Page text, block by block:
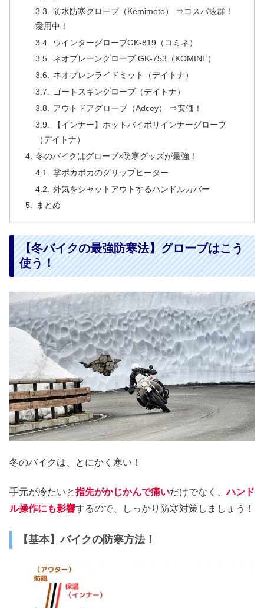
防水防寒グローブ（Kemimoto） ⇒コスパ抜群！
愛用中！
ウインターグローブGK-819（コミネ）
ネオプレーングローブ GK-753（KOMINE）
ネオプレンライドミット（デイトナ）
ゴートスキングローブ（デイトナ）
アウトドアグローブ（Adcey） ⇒安価！
【インナー】ホットバイポリインナーグローブ
（デイトナ）
冬のバイクはグローブ×防寒グッズが最強！
掌ポカポカのグリップヒーター
外気をシャットアウトするハンドルカバー
まとめ
【冬バイクの最強防寒法】グローブはこう
使う！
冬のバイクは、とにかく寒い！
手元が冷たいと指先がかじかんで痛いだけでなく、ハンド
ル操作にも影響するので、しっかり防寒対策しましょう！
【基本】バイクの防寒方法！